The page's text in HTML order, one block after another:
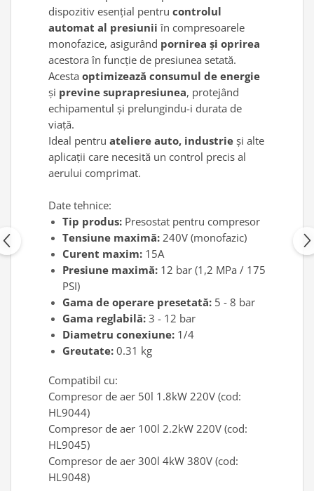
Antrenor articulat si culisant
Ciocan, levier, dalti si dornuri
Cleste si set clesti
Perie de sarma
Prese si extractoare
Reparat filete
Scule camioane
Scule diverse mecanica
Scule motor
Scule Pneumatice
Scule service ulei, gresare,
combustibil
Scule sistem franare
Scule speciale
Scule supape
Scule suspensie
Scule transmisie
Set / trusa chei tubulare
Set prelungitoare
Set surubelnite
Testare cuplu dinamometric de
strangere
Trusa / Set tarozi si filiere
Trusa imbus hex,torx,ribe,M-uri
dispozitiv esențial pentru controlul
automat al presiunii în compresoarele
monofazice, asigurând pornirea și oprirea
acestora în funcție de presiunea setată.
Acesta optimizează consumul de energie
și previne suprapresiunea, protejând
echipamentul și prelungindu-i durata de
viață.
Ideal pentru ateliere auto, industrie și alte
aplicații care necesită un control precis al
aerului comprimat.
Date tehnice:
Tip produs: Presostat pentru compresor
Tensiune maximă: 240V (monofazic)
Curent maxim: 15A
Presiune maximă: 12 bar (1,2 MPa / 175
PSI)
Gama de operare presetată: 5 - 8 bar
Gama reglabilă: 3 - 12 bar
Diametru conexiune: 1/4
Greutate: 0.31 kg
Compatibil cu:
Compresor de aer 50l 1.8kW 220V (cod:
HL9044)
Compresor de aer 100l 2.2kW 220V (cod:
HL9045)
Compresor de aer 300l 4kW 380V (cod:
HL9048)